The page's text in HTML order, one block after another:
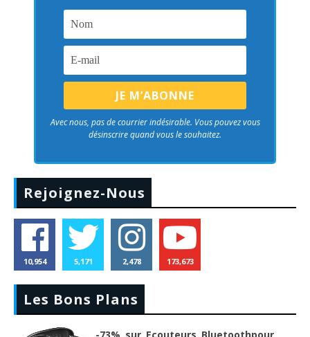
Avec nous, pas de courrier indésirable. Vous pouvez vous
désinscrire quand vous le souhaitez.
Rejoignez-Nous
10,954 5,171 2,478 173,673
Les Bons Plans